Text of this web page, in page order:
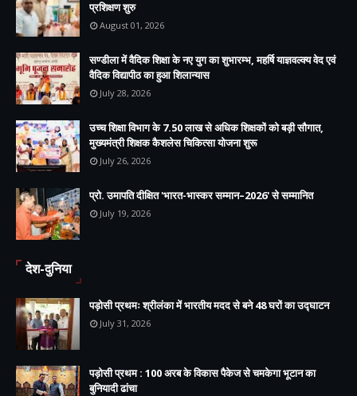
प्रशिक्षण शुरु
August 01, 2026
सण्डीला में वैदिक शिक्षा के नए युग का शुभारम्भ, महर्षि याज्ञवल्क्य वेद एवं
वैदिक विद्यापीठ का हुआ शिलान्यास
July 28, 2026
उच्च शिक्षा विभाग के 7.50 लाख से अधिक शिक्षकों को बड़ी सौगात,
मुख्यमंत्री शिक्षक कैशलेस चिकित्सा योजना शुरू
July 26, 2026
प्रो. उमापति दीक्षित 'भारत-भास्कर सम्मान–2026' से सम्मानित
July 19, 2026
देश-दुनिया
पड़ोसी प्रथमः श्रीलंका में भारतीय मदद से बने 48 घरों का उद्घाटन
July 31, 2026
पड़ोसी प्रथम : 100 अरब के विकास पैकेज से चमकेगा भूटान का
बुनियादी ढांचा